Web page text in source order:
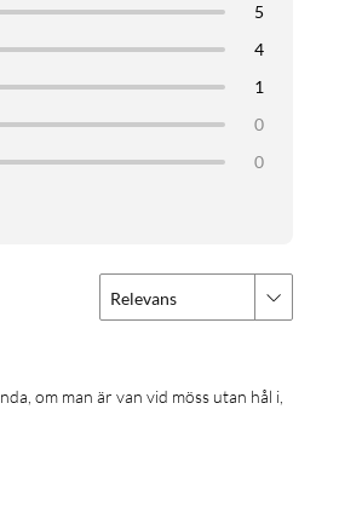
5
4
1
0
0
Relevans